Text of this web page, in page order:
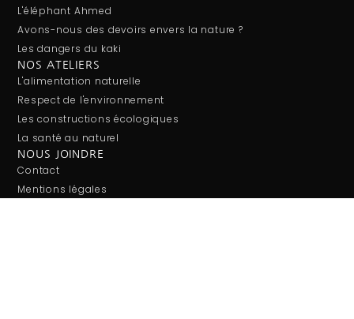
L'éléphant Ahmed
Avons-nous des devoirs envers la nature ?
Les dangers du kaki
NOS ATELIERS
L'alimentation naturelle
Respect de l'environnement
Les constructions écologiques
La santé au naturel
NOUS JOINDRE
Contact
Mentions légales